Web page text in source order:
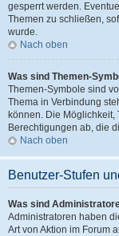
gesperrt werden.
Themen zu schließen,
wurde.
Nach oben
Was sind Themen-
Themen-Symbole sind
Thema in Verbindung
können. Die
Berechtigungen ab, die
Nach oben
Benutzer-Stufen
Was sind
Administratoren haben
Art von Aktion im Forum